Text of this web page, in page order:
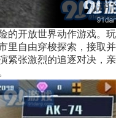
的开放世界动作游戏。玩
里自由穿梭探索，接取并
紧张激烈的追逐对决，亲